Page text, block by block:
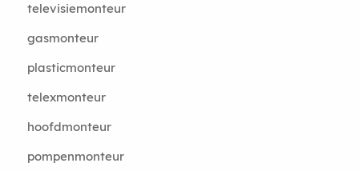
televisiemonteur
gasmonteur
plasticmonteur
telexmonteur
hoofdmonteur
pompenmonteur